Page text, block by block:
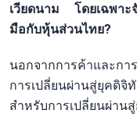
เวียดนาม โดยเฉพาะ
มือกับหุ้นส่วนไทย?
นอกจากการค้าและก
การเปลี่ยนผ่านสู่ยุคดิจิ
สำหรับการเปลี่ยนผ่าน